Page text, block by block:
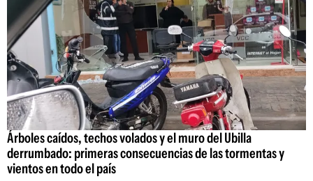
Árboles caídos, techos volados y el muro del Ubilla
derrumbado: primeras consecuencias de las tormentas y
vientos en todo el país